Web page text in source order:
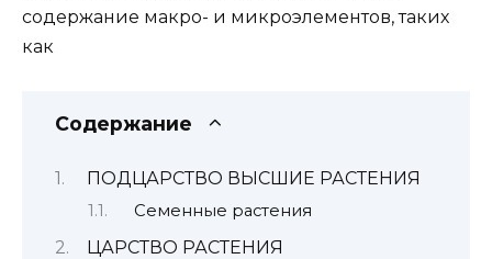
содержание макро- и микроэлементов, таких
как
Содержание
ПОДЦАРСТВО ВЫСШИЕ РАСТЕНИЯ
Семенные растения
ЦАРСТВО РАСТЕНИЯ